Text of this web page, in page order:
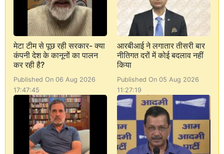
मेटा टीम से पूछ रही सरकार- क्या
कंपनी देश के कानूनों का पालन
कर रही है?
Published On 06 Aug 2026
17:47:45
आरबीआई ने लगातार तीसरी बार
नीतिगत दरों में कोई बदलाव नहीं
किया
Published On 05 Aug 2026
11:27:19